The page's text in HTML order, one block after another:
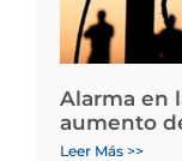
Alarma en
aumento
Leer Más >>